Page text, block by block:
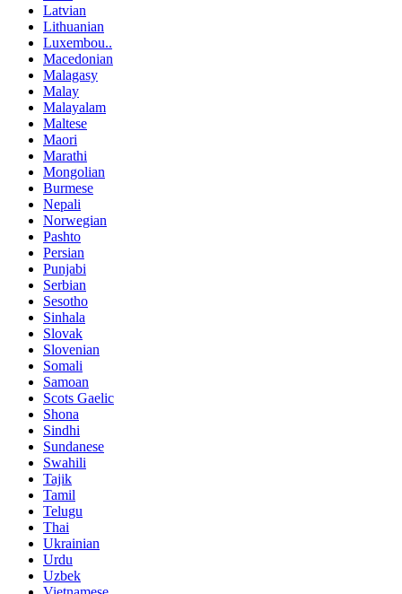
Latvian
Lithuanian
Luxembou..
Macedonian
Malagasy
Malay
Malayalam
Maltese
Maori
Marathi
Mongolian
Burmese
Nepali
Norwegian
Pashto
Persian
Punjabi
Serbian
Sesotho
Sinhala
Slovak
Slovenian
Somali
Samoan
Scots Gaelic
Shona
Sindhi
Sundanese
Swahili
Tajik
Tamil
Telugu
Thai
Ukrainian
Urdu
Uzbek